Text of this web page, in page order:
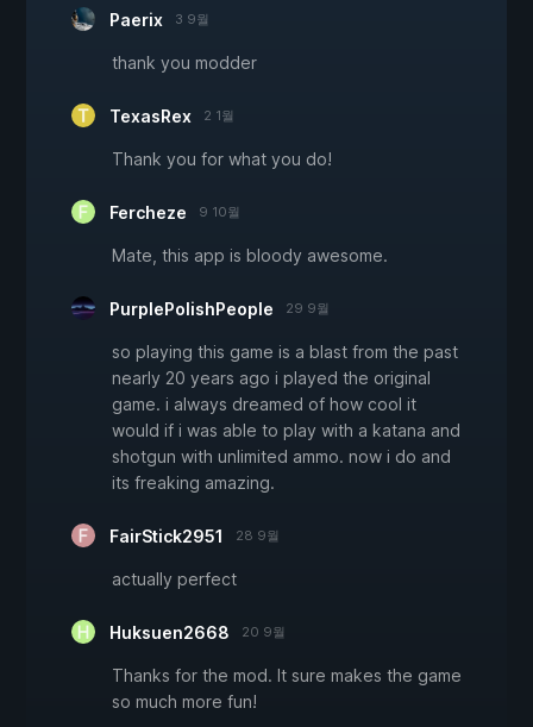
Paerix 3 9월
thank you modder
TexasRex 2 1월
Thank you for what you do!
Fercheze 9 10월
Mate, this app is bloody awesome.
PurplePolishPeople 29 9월
so playing this game is a blast from the past
nearly 20 years ago i played the original
game. i always dreamed of how cool it
would if i was able to play with a katana and
shotgun with unlimited ammo. now i do and
its freaking amazing.
FairStick2951 28 9월
actually perfect
Huksuen2668 20 9월
Thanks for the mod. It sure makes the game
so much more fun!